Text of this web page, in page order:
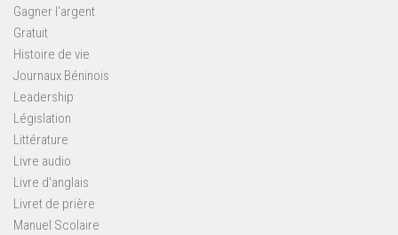
Gagner l'argent
Gratuit
Histoire de vie
Journaux Béninois
Leadership
Législation
Littérature
Livre audio
Livre d'anglais
Livret de prière
Manuel Scolaire